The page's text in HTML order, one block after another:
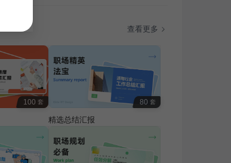
查看更多
100 套 80 套
精选总结汇报